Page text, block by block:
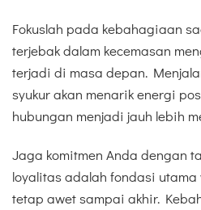
Fokuslah pada kebahagiaan
terjebak dalam kecemasan
terjadi di masa depan.
syukur akan menarik energi
hubungan menjadi jauh lebih
Jaga komitmen Anda dengan
loyalitas adalah fondasi
tetap awet sampai akhir.